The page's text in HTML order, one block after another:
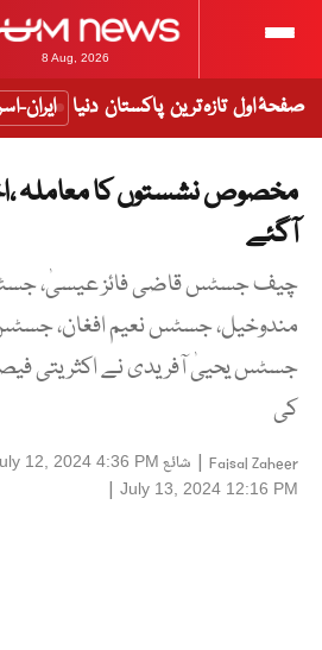
8 Aug, 2026
صفحۂ اول تازہ ترین پاکستان دنیا ایران-
مخصوص نشستوں کا معاملہ
آگئے
چیف جسٹس قاضی فائز عیسیٰ،
مندوخیل، جسٹس نعیم افغان، جسٹس
جسٹس یحییٰ آفریدی نے اکثریتی
کی
Faisal Zaheer
| شائع 12, 2024 4:36 PM
July 13, 2024 12:16 PM
|